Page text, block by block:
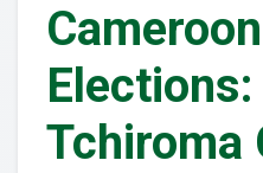
Tchiroma